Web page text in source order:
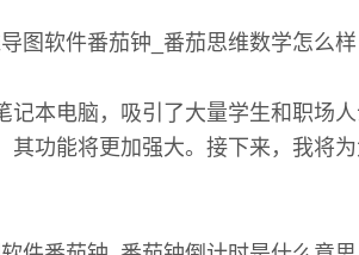
记本电脑，吸引了大量学生和职场
其功能将更加强大。接下来，我将